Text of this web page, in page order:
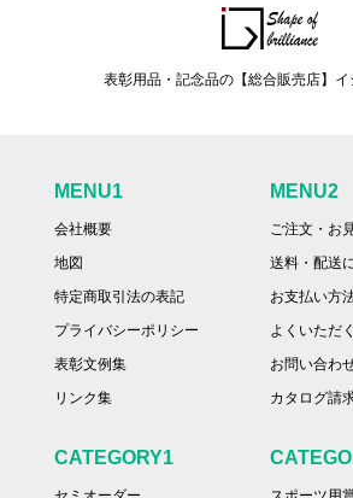
表彰用品・記念品の【総合販売店】イ
MENU1
会社概要
地図
特定商取引法の表記
プライバシーポリシー
表彰文例集
リンク集
MENU2
ご注文・お
送料・配送
お支払い方
よくいただ
お問い合わ
カタログ請
CATEGORY1